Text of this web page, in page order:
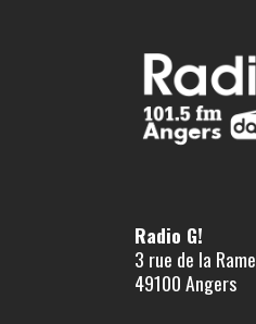
Radio G!
3 rue de la Rame
49100 Angers